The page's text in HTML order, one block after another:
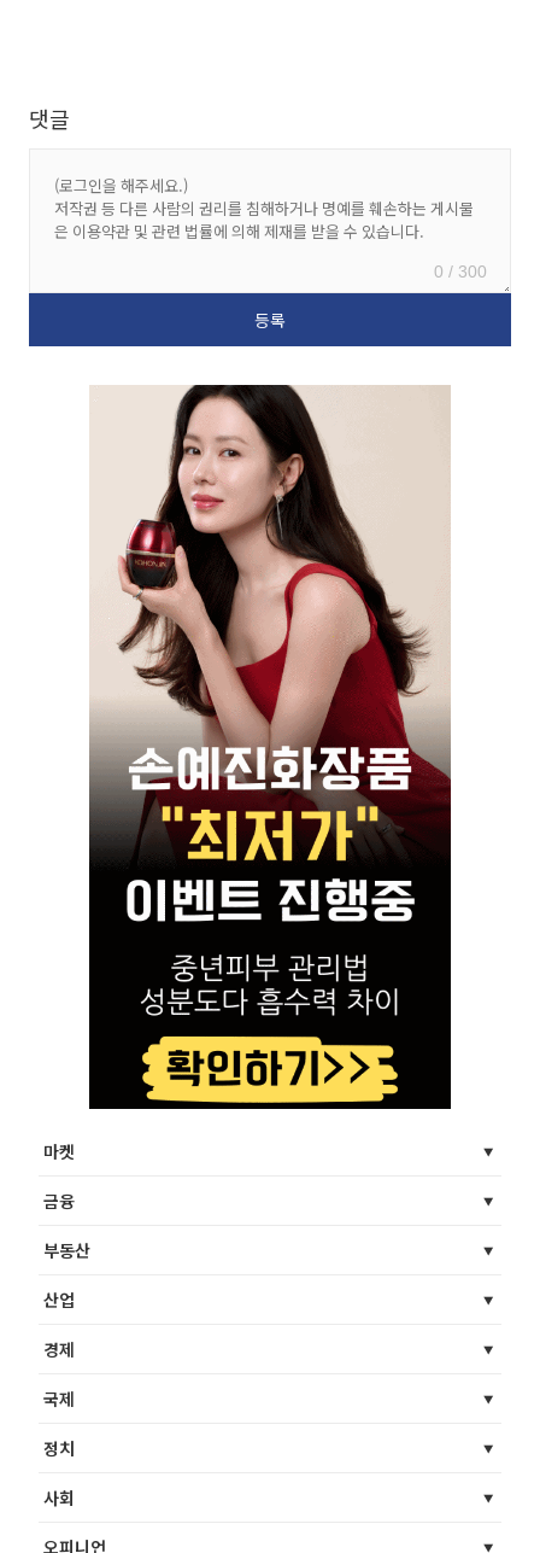
댓글
0 / 300
마켓
금융
부동산
산업
경제
국제
정치
사회
오피니언